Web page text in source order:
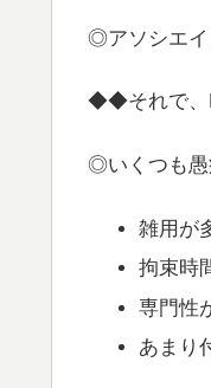
◎アソシエイ
◆◆それで、
◎いくつも愚
雑用が
拘束時
専門性
あまり